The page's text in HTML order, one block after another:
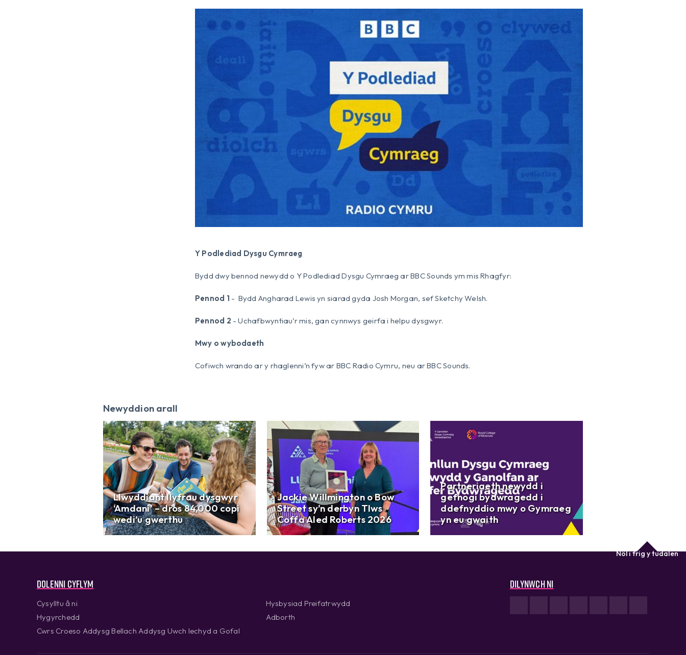
Y Podlediad Dysgu Cymraeg
Bydd dwy bennod newydd o Y Podlediad Dysgu Cymraeg ar BBC Sounds ym mis Rhagfyr:
Pennod 1 - Bydd Angharad Lewis yn siarad gyda Josh Morgan, sef Sketchy Welsh.
Pennod 2 - Uchafbwyntiau’r mis, gan cynnwys geirfa i helpu dysgwyr.
Mwy o wybodaeth
Cofiwch wrando ar y rhaglenni’n fyw ar BBC Radio Cymru, neu ar BBC Sounds.
Newyddion arall
Llwyddiant llyfrau dysgwyr
‘Amdani’ – dros 84,000 copi
wedi’u gwerthu
Jackie Willmington o Bow
Street sy’n derbyn Tlws
Coffa Aled Roberts 2026
Partneriaeth newydd i
gefnogi bydwragedd i
ddefnyddio mwy o Gymraeg
yn eu gwaith
Dolenni cyflym
Cysylltu â ni
Hysbysiad Preifatrwydd
Hygyrchedd
Adborth
Cwrs Croeso Addysg Bellach Addysg Uwch Iechyd a Gofal
Dilynwch ni
Nôl i frig y tudalen